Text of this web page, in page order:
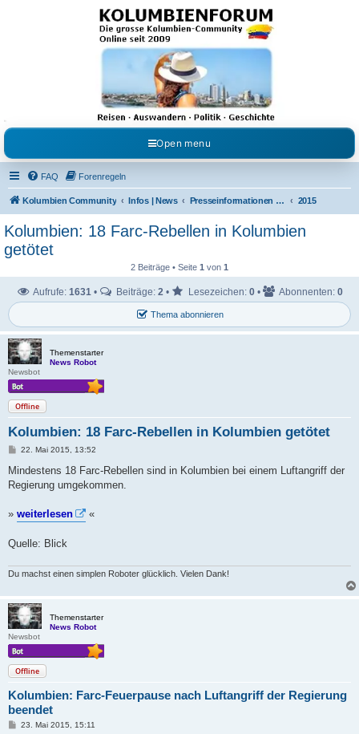
Kolumbienforum - Das
grosse Forum der
Freunde Kolumbiens
Reisen, Auswandern, Kultur, Politik, Geschichte und Visum in Kolumbien und Venezuela.
Austausch, Erfahrungen und Gemeinschaft im Kolumbienforum
Open menu
FAQ Forenregeln
Kolumbien Community Infos | News Presseinformationen & Neuigkeiten 2015
Kolumbien: 18 Farc-Rebellen in Kolumbien
getötet
2 Beiträge • Seite 1 von 1
Thema abonnieren
Aufrufe: 1631 • Beiträge: 2 • Lesezeichen: 0• Abonnenten: 0
Themenstarter
News Robot
Newsbot
Offline
Kolumbien: 18 Farc-Rebellen in Kolumbien getötet
B
i
r
22. Mai 2015, 13:52
Mindestens 18 Farc-Rebellen sind in Kolumbien bei einem Luftangriff der
Regierung umgekommen.
» weiterlesen «
Quelle: Blick
Du machst einen simplen Roboter glücklich. Vielen Dank!
Themenstarter
News Robot
Newsbot
Offline
Kolumbien: Farc-Feuerpause nach Luftangriff der Regierung
beendet
B23. Mai 2015, 15:11